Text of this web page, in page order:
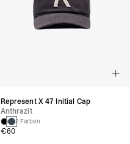
Represent X 47 Initial Cap
Anthrazit
2 Farben
€60